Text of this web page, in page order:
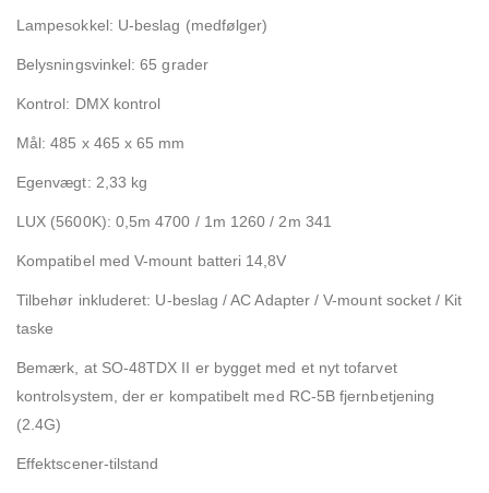
Lampesokkel: U-beslag (medfølger)
Belysningsvinkel: 65 grader
Kontrol: DMX kontrol
Mål: 485 x 465 x 65 mm
Egenvægt: 2,33 kg
LUX (5600K): 0,5m 4700 / 1m 1260 / 2m 341
Kompatibel med V-mount batteri 14,8V
Tilbehør inkluderet: U-beslag / AC Adapter / V-mount socket / Kit
taske
Bemærk, at SO-48TDX II er bygget med et nyt tofarvet
kontrolsystem, der er kompatibelt med RC-5B fjernbetjening
(2.4G)
Effektscener-tilstand